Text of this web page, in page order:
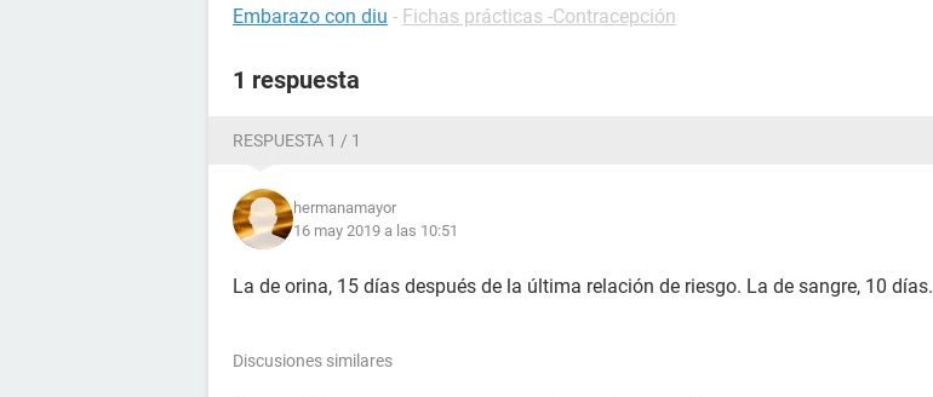
Embarazo con diu - Fichas prácticas -Contracepción
1 respuesta
RESPUESTA 1 / 1
hermanamayor
16 may 2019 a las 10:51
La de orina, 15 días después de la última relación de riesgo. La de sangre, 10 días.
Discusiones similares